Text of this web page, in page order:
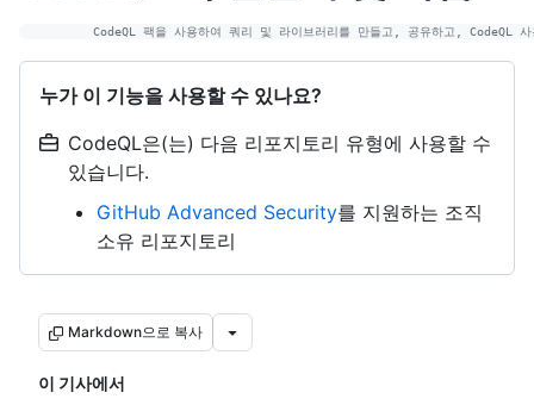
누가 이 기능을 사용할 수 있나요?
CodeQL은(는) 다음 리포지토리 유형에 사용할 수
있습니다.
GitHub Advanced Security를 지원하는 조직
소유 리포지토리
Markdown으로 복사
이 기사에서